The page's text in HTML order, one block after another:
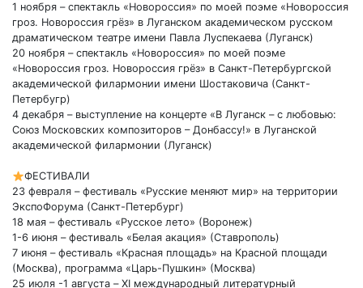
1 ноября – спектакль «Новороссия» по моей поэме «Новороссия
гроз. Новороссия грёз» в Луганском академическом русском
драматическом театре имени Павла Луспекаева (Луганск)
20 ноября – спектакль «Новороссия» по моей поэме
«Новороссия гроз. Новороссия грёз» в Санкт-Петербургской
академической филармонии имени Шостаковича (Санкт-
Петербугр)
4 декабря – выступление на концерте «В Луганск – с любовью:
Союз Московских композиторов – Донбассу!» в Луганской
академической филармонии (Луганск)
ФЕСТИВАЛИ
23 февраля – фестиваль «Русские меняют мир» на территории
ЭкспоФорума (Санкт-Петербург)
18 мая – фестиваль «Русское лето» (Воронеж)
1-6 июня – фестиваль «Белая акация» (Ставрополь)
7 июня – фестиваль «Красная площадь» на Красной площади
(Москва), программа «Царь-Пушкин» (Москва)
25 июля -1 августа – XI международный литературный